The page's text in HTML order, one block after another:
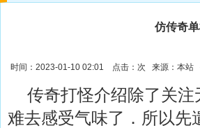
仿传奇
时间：2023-01-10 02:01 点击： 次 来源：本站
传奇打怪介绍除了关注
难去感受气味了．所以先